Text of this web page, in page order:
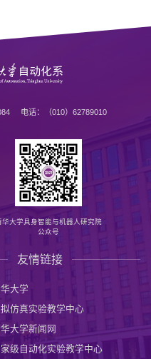
电话：（010）62789010
友情链接
大学
仿真实验教学中心
大学新闻网
家级自动化实验教学中心
华大学具身智能与机器人研究院
公众号